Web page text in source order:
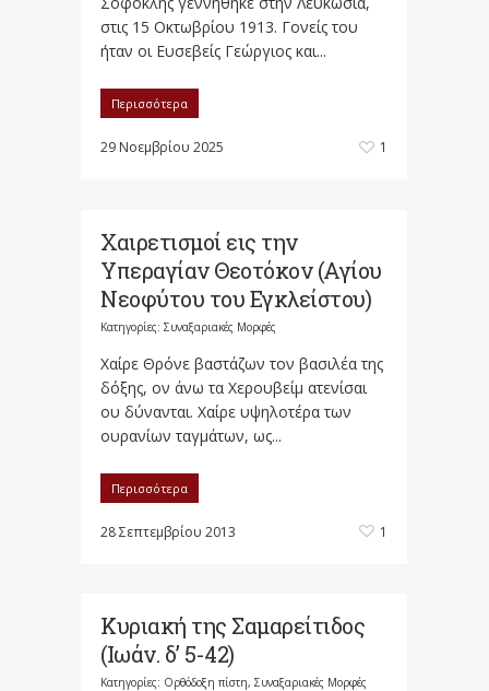
στις 15 Οκτωβρίου 1913. Γονείς του
ήταν οι Ευσεβείς Γεώργιος και...
Περισσότερα
29 Νοεμβρίου 2025 1
Χαιρετισμοί εις την
Υπεραγίαν Θεοτόκον (Αγίου
Νεοφύτου του Εγκλείστου)
Κατηγορίες: Συναξαριακές Μορφές
Χαίρε Θρόνε βαστάζων τον βασιλέα της
δόξης, ον άνω τα Χερουβείμ ατενίσαι
ου δύνανται. Χαίρε υψηλοτέρα των
ουρανίων ταγμάτων, ως...
Περισσότερα
28 Σεπτεμβρίου 2013 1
Κυριακή της Σαμαρείτιδος
(Ιωάν. δ’ 5-42)
Κατηγορίες: Ορθόδοξη πίστη, Συναξαριακές Μορφές